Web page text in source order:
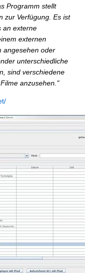
Programm stellt
zur Verfügung. Es ist
an externe
externen
angesehen oder
unterschiedliche
sind verschiedene
anzusehen."